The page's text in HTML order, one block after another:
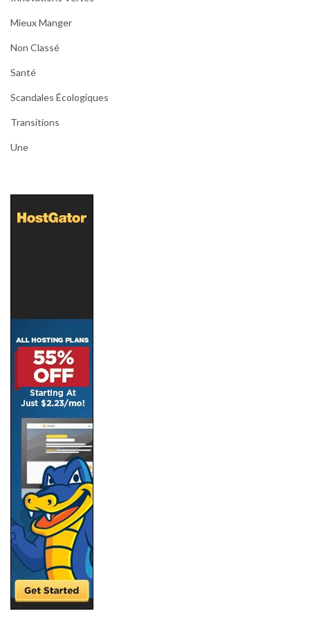
Mieux Manger
Non Classé
Santé
Scandales Écologiques
Transitions
Une